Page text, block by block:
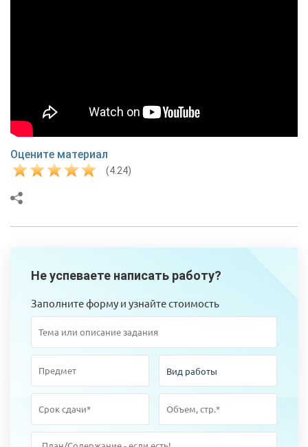
Оцените материал
(4.24)
Не успеваете написать работу?
Заполните форму и узнайте стоимость